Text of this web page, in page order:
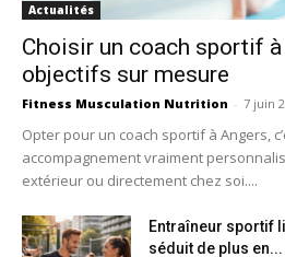
Actualités
Choisir un coach sportif
objectifs sur mesure
Fitness Musculation Nutrition - 7 juin
Opter pour un coach sportif à Angers,
accompagnement vraiment
extérieur ou directement chez soi....
Entraîneur sportif
séduit de plus en...